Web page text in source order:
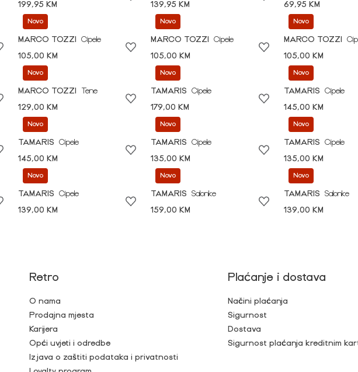
199,95 KM
139,95 KM
69,95 KM
Novo
MARCO TOZZI
Cipele
105,00 KM
Novo
MARCO TOZZI
Cipele
105,00 KM
Novo
MARCO TOZZI
105,00 KM
Novo
MARCO TOZZI
Tene
129,00 KM
Novo
TAMARIS
Cipele
179,00 KM
Novo
TAMARIS
Cipele
145,00 KM
Novo
TAMARIS
Cipele
145,00 KM
Novo
TAMARIS
Cipele
135,00 KM
Novo
TAMARIS
Cipele
135,00 KM
Novo
TAMARIS
Cipele
139,00 KM
Novo
TAMARIS
Salonke
159,00 KM
Novo
TAMARIS
Salonke
139,00 KM
Retro
O nama
Prodajna mjesta
Karijera
Opći uvjeti i odredbe
Izjava o zaštiti podataka i privatnosti
Plaćanje i dostava
Načini plaćanja
Sigurnost
Dostava
Sigurnost plaćanja kreditnim